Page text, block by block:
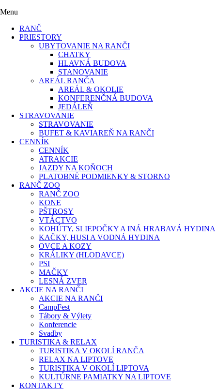
Menu
RANČ
PRIESTORY
UBYTOVANIE NA RANČI
CHATKY
HLAVNÁ BUDOVA
STANOVANIE
AREÁL RANČA
AREÁL & OKOLIE
KONFERENČNÁ BUDOVA
JEDÁLEŇ
STRAVOVANIE
STRAVOVANIE
BUFET & KAVIAREŇ NA RANČI
CENNÍK
CENNÍK
ATRAKCIE
JAZDY NA KOŇOCH
PLATOBNÉ PODMIENKY & STORNO
RANČ ZOO
RANČ ZOO
KONE
PŠTROSY
VTÁCTVO
KOHÚTY, SLIEPOČKY A INÁ HRABAVÁ HYDINA
KAČKY, HUSI A VODNÁ HYDINA​​
OVCE A KOZY
KRÁLIKY (HLODAVCE)​
PSI
MAČKY
LESNÁ ZVER
AKCIE NA RANČI
AKCIE NA RANČI
CampFest
Tábory & Výlety
Konferencie
Svadby
TURISTIKA & RELAX
TURISTIKA V OKOLÍ RANČA
RELAX NA LIPTOVE
TURISTIKA V OKOLÍ LIPTOVA
KULTÚRNE PAMIATKY NA LIPTOVE
KONTAKTY